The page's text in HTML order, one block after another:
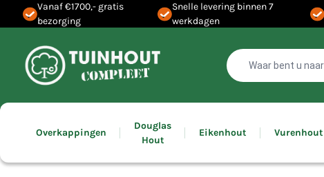
Vanaf €1700,- gratis
bezorging
Snelle levering binnen 7
werkdagen
Overkappingen
Douglas
Hout
Eikenhout Vurenhout